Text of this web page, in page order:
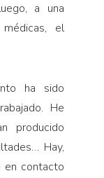
a una
el
ha sido
He
producido
Hay,
en contacto